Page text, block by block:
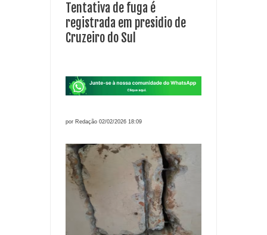
Tentativa de fuga é
registrada em presidio de
Cruzeiro do Sul
por Redação 02/02/2026 18:09